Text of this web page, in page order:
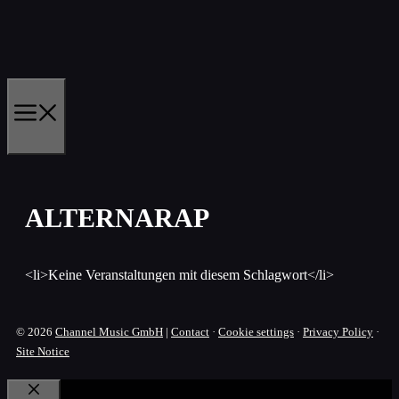
ALTERNARAP
<li>Keine Veranstaltungen mit diesem Schlagwort</li>
© 2026 Channel Music GmbH | Contact · Cookie settings · Privacy Policy ·
Site Notice